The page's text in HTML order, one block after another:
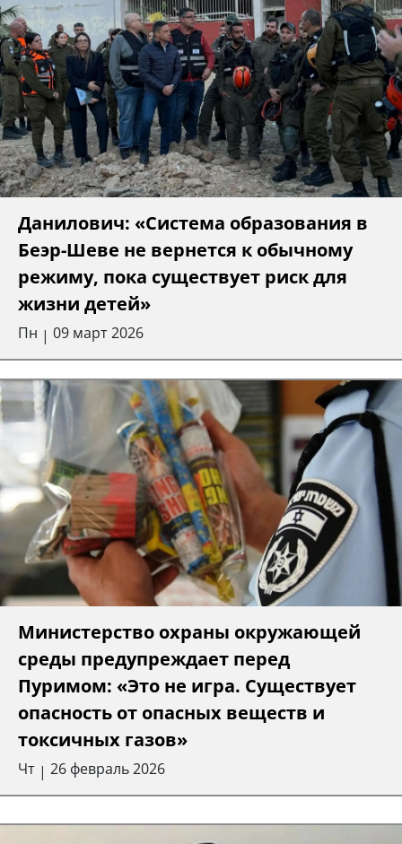
Данилович: «Система образования в
Беэр-Шеве не вернется к обычному
режиму, пока существует риск для
жизни детей»
Пн | 09 март 2026
Министерство охраны окружающей
среды предупреждает перед
Пуримом: «Это не игра. Существует
опасность от опасных веществ и
токсичных газов»
Чт | 26 февраль 2026